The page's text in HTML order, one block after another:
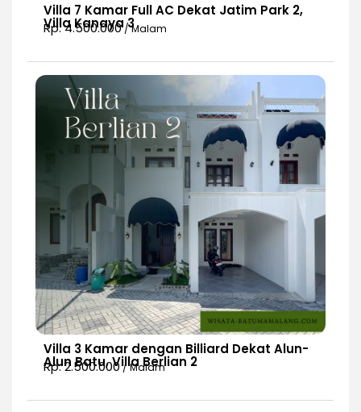
Villa 7 Kamar Full AC Dekat Jatim Park 2,
Villa Kanaya 3
Rp. 4.500.000/ Malam
Villa 3 Kamar dengan Billiard Dekat Alun-
Alun Batu, Villa Berlian 2
Rp. 2.500.000/ Malam